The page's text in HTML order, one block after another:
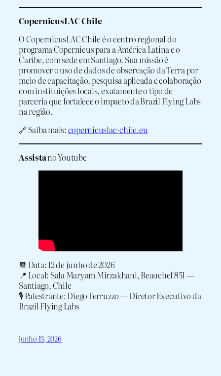
CopernicusLAC Chile
O CopernicusLAC Chile é o centro regional do
programa Copernicus para a América Latina e o
Caribe, com sede em Santiago. Sua missão é
promover o uso de dados de observação da Terra por
meio de capacitação, pesquisa aplicada e colaboração
com instituições locais, exatamente o tipo de
parceria que fortalece o impacto da Brazil Flying Labs
na região.
🔗 Saiba mais:copernicuslac-chile.eu
Assistano Youtube
📆 Data: 12 de junho de 2026
📍 Local: Sala Maryam Mirzakhani, Beauchef 851 —
Santiago, Chile
🎙️ Palestrante: Diego Ferruzzo — Diretor Executivo da
Brazil Flying Labs
junho 13, 2026